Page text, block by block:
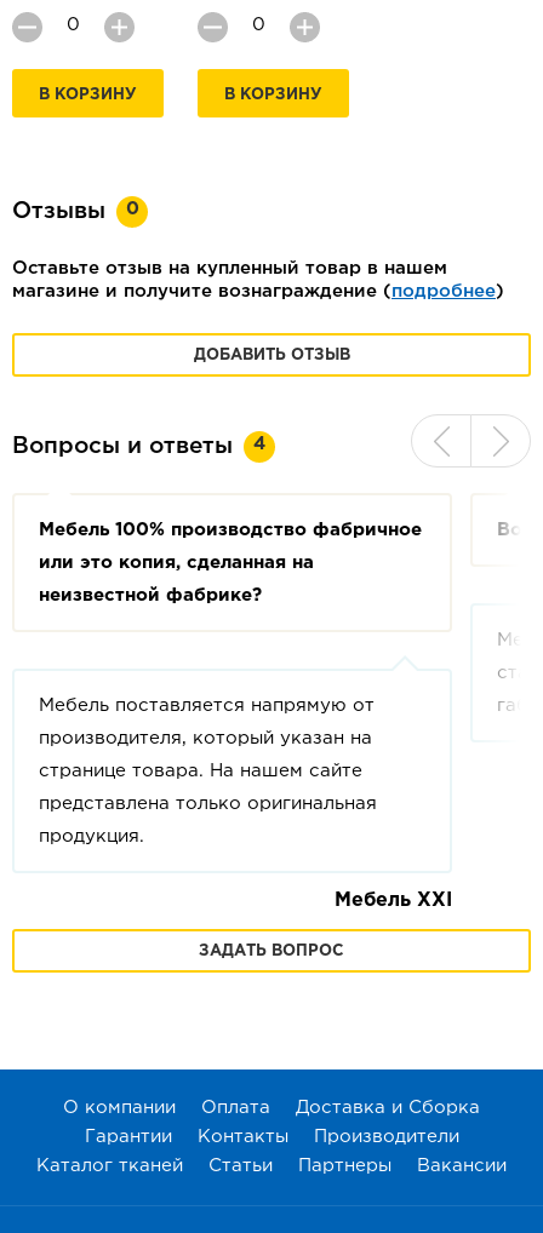
В КОРЗИНУ В КОРЗИНУ
Отзывы 0
Оставьте отзыв на купленный товар в нашем
магазине и получите вознаграждение ( подробнее)
ДОБАВИТЬ ОТЗЫВ
Вопросы и ответы 4
Мебель 100% производство фабричное
или это копия, сделанная на
неизвестной фабрике?
Мебель поставляется напрямую от
производителя, который указан на
странице товара. На нашем сайте
представлена только оригинальная
продукция.
Мебель XXI
ЗАДАТЬ ВОПРОС
О компании Оплата
Доставка и Сборка
Гарантии
Контакты
Производители
Каталог тканей
Статьи Партнеры Вакансии